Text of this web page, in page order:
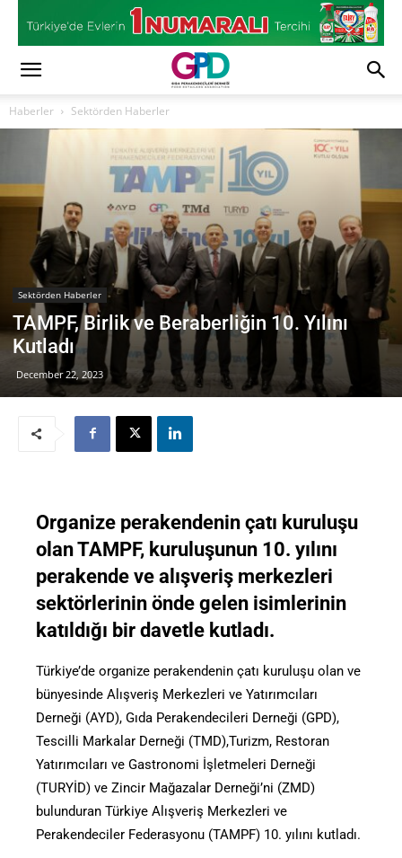
Haberler Sektörden Haberler
Sektörden Haberler
TAMPF, Birlik ve Beraberliğin 10. Yılını
Kutladı
December 22, 2023
Organize perakendenin çatı kuruluşu
olan TAMPF, kuruluşunun 10. yılını
perakende ve alışveriş merkezleri
sektörlerinin önde gelen isimlerinin
katıldığı bir davetle kutladı.
Türkiye’de organize perakendenin çatı kuruluşu olan ve
bünyesinde Alışveriş Merkezleri ve Yatırımcıları
Derneği (AYD), Gıda Perakendecileri Derneği (GPD),
Tescilli Markalar Derneği (TMD),Turizm, Restoran
Yatırımcıları ve Gastronomi İşletmeleri Derneği
(TURYİD) ve Zincir Mağazalar Derneği’ni (ZMD)
bulunduran Türkiye Alışveriş Merkezleri ve
Perakendeciler Federasyonu (TAMPF) 10. yılını kutladı.